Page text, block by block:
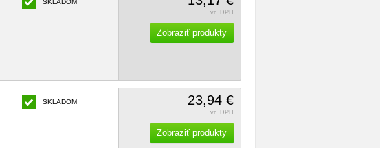
SKLADOM
vr. DPH
Zobraziť produkty
SKLADOM 23,94 €
vr. DPH
Zobraziť produkty